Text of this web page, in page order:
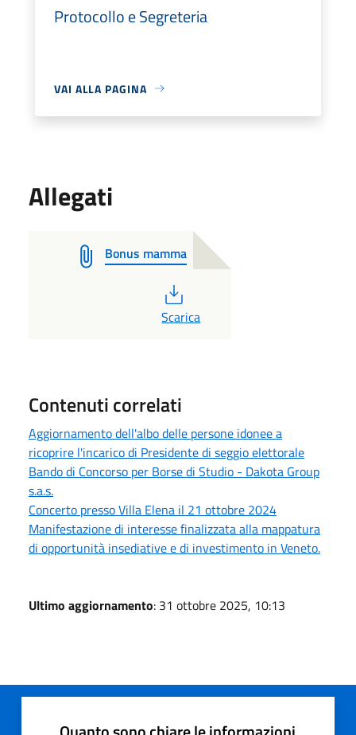
Protocollo e Segreteria
VAI ALLA PAGINA
Allegati
Bonus mamma
PDF
Scarica
Contenuti correlati
Aggiornamento dell'albo delle persone idonee a
ricoprire l'incarico di Presidente di seggio elettorale
Bando di Concorso per Borse di Studio - Dakota Group
s.a.s.
Concerto presso Villa Elena il 21 ottobre 2024
Manifestazione di interesse finalizzata alla mappatura
di opportunità insediative e di investimento in Veneto.
Ultimo aggiornamento: 31 ottobre 2025, 10:13